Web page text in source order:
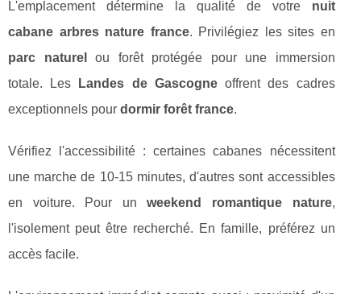
L'emplacement détermine la qualité de votre nuit
cabane arbres nature france. Privilégiez les sites en
parc naturel
ou forêt protégée pour une immersion
totale. Les
Landes de Gascogneoffrent des cadres
exceptionnels pour dormir forêt france.
Vérifiez l'accessibilité : certaines cabanes nécessitent
une marche de 10-15 minutes, d'autres sont accessibles
en voiture. Pour unweekend romantique nature,
l'isolement peut être recherché. En famille, préférez un
accès facile.